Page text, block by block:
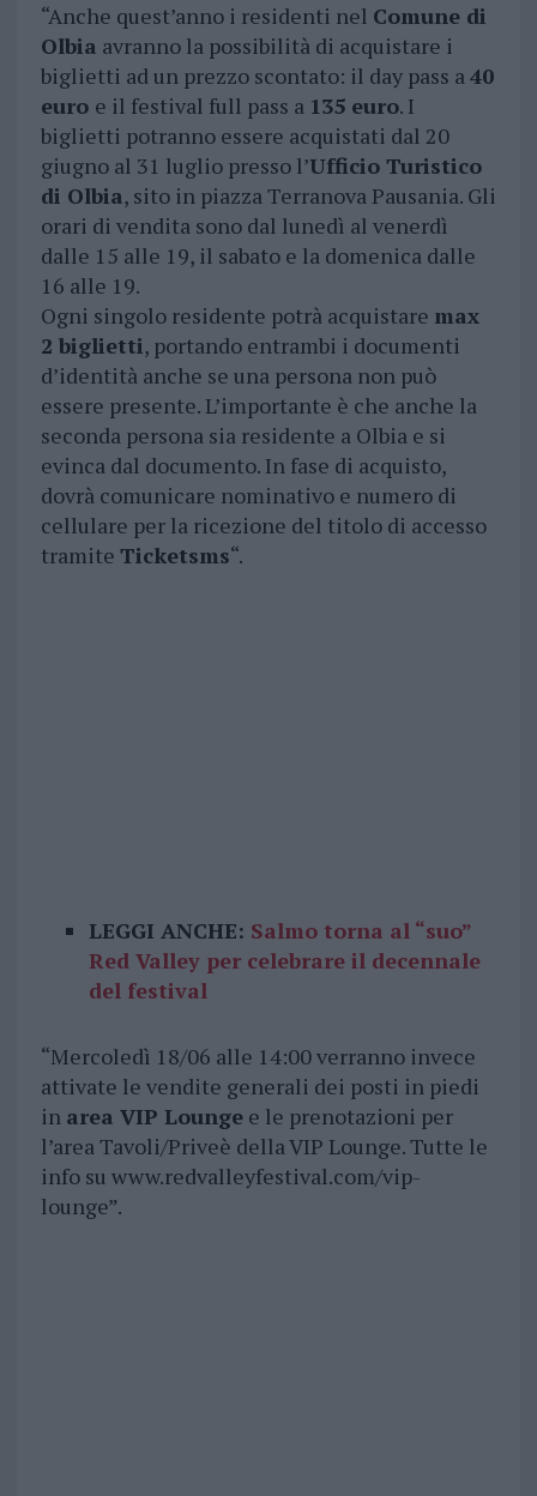
“Anche quest’anno i residenti nel Comune di
Olbia avranno la possibilità di acquistare i
biglietti ad un prezzo scontato: il day pass a40
euro e il festival full pass a 135 euro. I
biglietti potranno essere acquistati dal 20
giugno al 31 luglio presso l’Ufficio Turistico
di Olbia, sito in piazza Terranova Pausania. Gli
orari di vendita sono dal lunedì al venerdì
dalle 15 alle 19, il sabato e la domenica dalle
16 alle 19.
Ogni singolo residente potrà acquistare max
2 biglietti, portando entrambi i documenti
d’identità anche se una persona non può
essere presente. L’importante è che anche la
seconda persona sia residente a Olbia e si
evinca dal documento. In fase di acquisto,
dovrà comunicare nominativo e numero di
cellulare per la ricezione del titolo di accesso
tramite Ticketsms“.
LEGGI ANCHE: Salmo torna al “suo”
Red Valley per celebrare il decennale
del festival
“Mercoledì 18/06 alle 14:00 verranno invece
attivate le vendite generali dei posti in piedi
in area VIP Loungee le prenotazioni per
l’area Tavoli/Priveè della VIP Lounge. Tutte le
info su www.redvalleyfestival.com/vip-
lounge”.